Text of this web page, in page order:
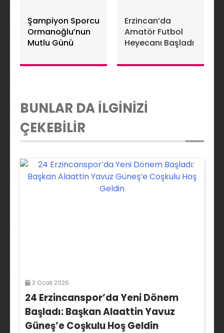
Şampiyon Sporcu
Ormanoğlu’nun
Mutlu Günü
Erzincan’da
Amatör Futbol
Heyecanı Başladı
BUNLAR DA İLGİNİZİ
ÇEKEBİLİR
3 Ocak 2026
24 Erzincanspor’da Yeni Dönem
Başladı: Başkan Alaattin Yavuz
Güneş’e Coşkulu Hoş Geldin